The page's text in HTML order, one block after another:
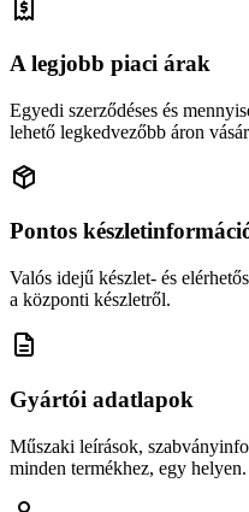
A legjobb piaci árak
Egyedi szerződéses és
lehető legkedvezőbb áron
Pontos
Valós idejű készlet- és
a központi készletről.
Gyártói adatlapok
Műszaki leírások,
minden termékhez, egy helyen.